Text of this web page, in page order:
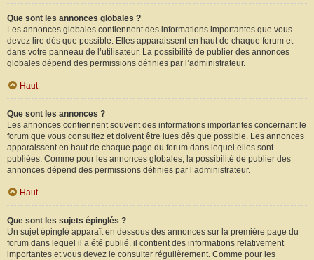
Que sont les annonces globales ?
Les annonces globales contiennent des informations importantes que vous
devez lire dès que possible. Elles apparaissent en haut de chaque forum et
dans votre panneau de l’utilisateur. La possibilité de publier des annonces
globales dépend des permissions définies par l’administrateur.
Haut
Que sont les annonces ?
Les annonces contiennent souvent des informations importantes concernant le
forum que vous consultez et doivent être lues dès que possible. Les annonces
apparaissent en haut de chaque page du forum dans lequel elles sont
publiées. Comme pour les annonces globales, la possibilité de publier des
annonces dépend des permissions définies par l’administrateur.
Haut
Que sont les sujets épinglés ?
Un sujet épinglé apparaît en dessous des annonces sur la première page du
forum dans lequel il a été publié. il contient des informations relativement
importantes et vous devez le consulter régulièrement. Comme pour les